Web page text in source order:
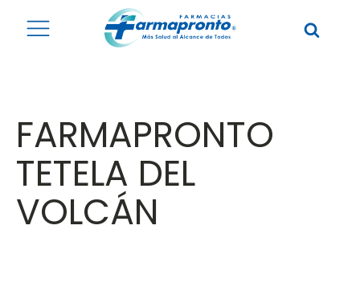
FARMAPRONTO
TETELA DEL
VOLCÁN